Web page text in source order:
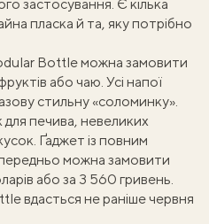
застосування. Є кілька
пласка й та, яку потрібно
Bottle можна замовити
або чаю. Усі напої
стильну «соломинку».
для печива, невеликих
Ґаджет із повним
можна замовити
або за 3 560 гривень.
вдасться не раніше червня